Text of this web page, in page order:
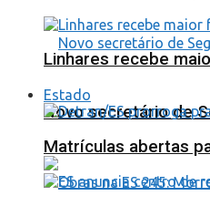
Novo secretário de
Linhares recebe
Estado
Matrículas abertas